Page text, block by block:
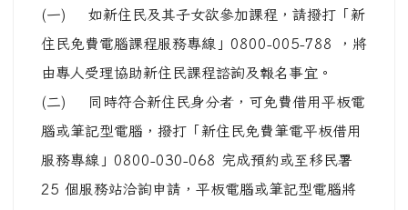
(一) 如新住民及其子女欲參加課程，請撥打「新
住民免費電腦課程服務專線」0800-005-788 ，將
由專人受理協助新住民課程諮詢及報名事宜。
(二) 同時符合新住民身分者，可免費借用平板電
腦或筆記型電腦，撥打「新住民免費筆電平板借用
服務專線」0800-030-068 完成預約或至移民署
25 個服務站洽詢申請，平板電腦或筆記型電腦將